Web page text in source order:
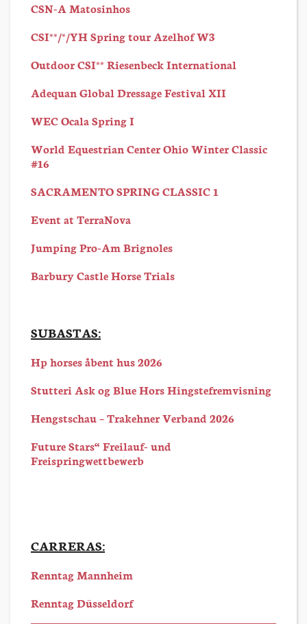
CSN-A Matosinhos
CSI**/*/YH Spring tour Azelhof W3
Outdoor CSI** Riesenbeck International
Adequan Global Dressage Festival XII
WEC Ocala Spring I
World Equestrian Center Ohio Winter Classic
#16
SACRAMENTO SPRING CLASSIC 1
Event at TerraNova
Jumping Pro-Am Brignoles
Barbury Castle Horse Trials
SUBASTAS:
Hp horses åbent hus 2026
Stutteri Ask og Blue Hors Hingstefremvisning
Hengstschau – Trakehner Verband 2026
Future Stars“ Freilauf- und
Freispringwettbewerb
CARRERAS:
Renntag Mannheim
Renntag Düsseldorf